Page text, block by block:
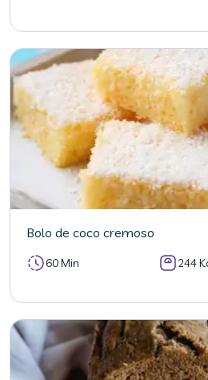
Bolo de coco cremoso
60 Min 244